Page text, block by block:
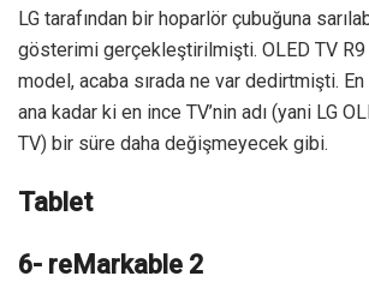
LG tarafından bir hoparlör çubuğuna
gösterimi gerçekleştirilmişti. OLED TV R9
model, acaba sırada ne var dedirtmişti.
ana kadar ki en ince TV’nin adı (yani LG
TV) bir süre daha değişmeyecek gibi.
Tablet
6- reMarkable 2